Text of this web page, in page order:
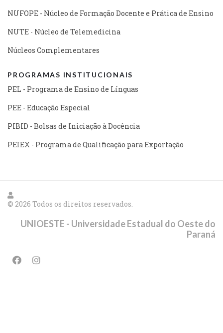
NUFOPE - Núcleo de Formação Docente e Prática de Ensino
NUTE - Núcleo de Telemedicina
Núcleos Complementares
PROGRAMAS INSTITUCIONAIS
PEL - Programa de Ensino de Línguas
PEE - Educação Especial
PIBID - Bolsas de Iniciação à Docência
PEIEX - Programa de Qualificação para Exportação
© 2026 Todos os direitos reservados.
UNIOESTE - Universidade Estadual do Oeste do
Paraná